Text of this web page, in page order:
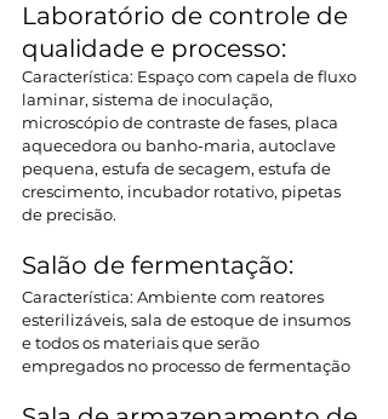
Laboratório de controle de
qualidade e processo:
Característica: Espaço com capela de fluxo
laminar, sistema de inoculação,
microscópio de contraste de fases, placa
aquecedora ou banho-maria, autoclave
pequena, estufa de secagem, estufa de
crescimento, incubador rotativo, pipetas
de precisão.
Salão de fermentação:
Característica: Ambiente com reatores
esterilizáveis, sala de estoque de insumos
e todos os materiais que serão
empregados no processo de fermentação